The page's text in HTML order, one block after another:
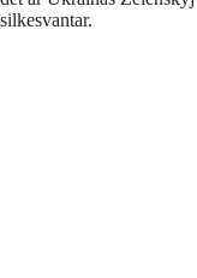
silkesvantar.